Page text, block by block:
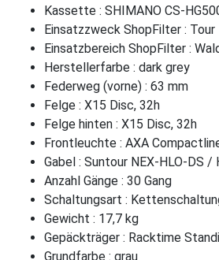
Kassette : SHIMANO CS-
Einsatzzweck ShopFilter : Tour
Einsatzbereich ShopFilter :
Herstellerfarbe : dark grey
Federweg (vorne) : 63 mm
Felge : X15 Disc, 32h
Felge hinten : X15 Disc, 32h
Frontleuchte : AXA
Gabel : Suntour NEX-HLO-DS
Anzahl Gänge : 30 Gang
Schaltungsart :
Gewicht : 17,7 kg
Gepäckträger : Racktime
Grundfarbe : grau